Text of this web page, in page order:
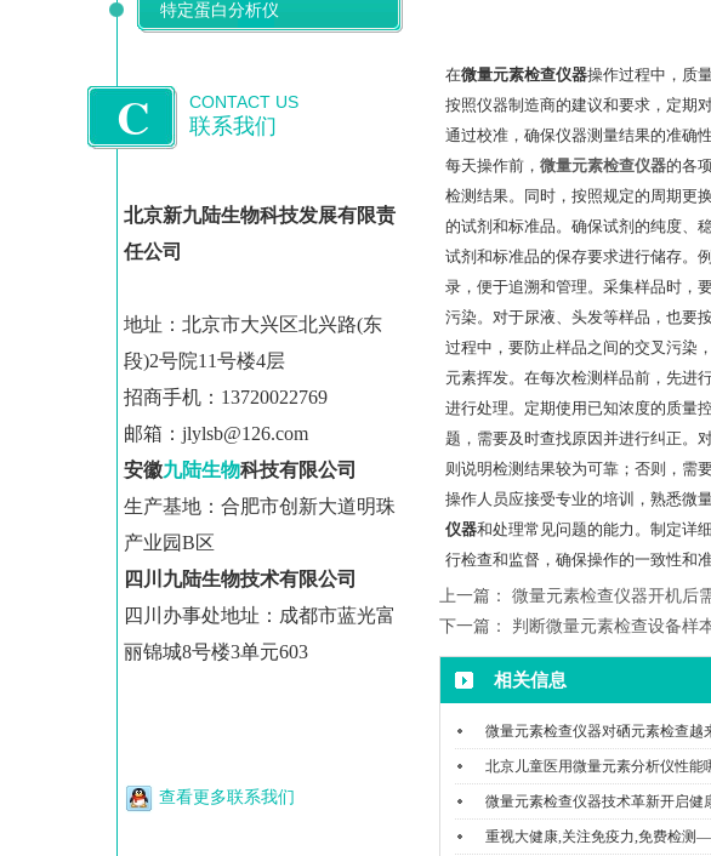
特定蛋白分析仪
C CONTACT US
联系我们
北京新九陆生物科技发展有限责
任公司
地址： 北京市大兴区北兴路(东
段)2号院11号楼4层
招商手机：13720022769
邮箱：jlylsb@126.com
安徽九陆生物科技有限公司
生产基地：合肥市创新大道明珠
产业园B区
四川九陆生物技术有限公司
四川办事处地址：成都市蓝光富
丽锦城8号楼3单元603
查看更多联系我们
在微量元素检查仪器操作过程中，质
按照仪器制造商的建议和要求，定期
通过校准，确保仪器测量结果的准确性
每天操作前， 微量元素检查仪器的各
检测结果。同时，按照规定的周期更
的试剂和标准品。确保试剂的纯度、
试剂和标准品的保存要求进行储存。
录，便于追溯和管理。采集样品时，
污染。对于尿液、头发等样品，也要
过程中，要防止样品之间的交叉污染
元素挥发。在每次检测样品前，先进
进行处理。定期使用已知浓度的质量
题，需要及时查找原因并进行纠正。
则说明检测结果较为可靠；否则，需
操作人员应接受专业的培训，熟悉微
仪器和处理常见问题的能力。制定详
行检查和监督，确保操作的一致性和准
上一篇： 微量元素检查仪器开机后
下一篇： 判断微量元素检查设备样
相关信息
微量元素检查仪器对硒元素检查越
北京儿童医用微量元素分析仪性能
微量元素检查仪器技术革新开启健
重视大健康,关注免疫力,免费检测